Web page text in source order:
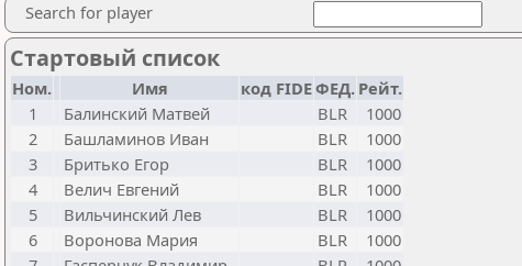
Search for player
Стартовый список
Ном. Имя код FIDEФЕД. Рейт.
1
Балинский Матвей BLR
1000
2
Башламинов Иван BLR
1000
3
Бритько Егор BLR
1000
4
Велич Евгений BLR
1000
5
Вильчинский Лев BLR
1000
6
Воронова Мария BLR
1000